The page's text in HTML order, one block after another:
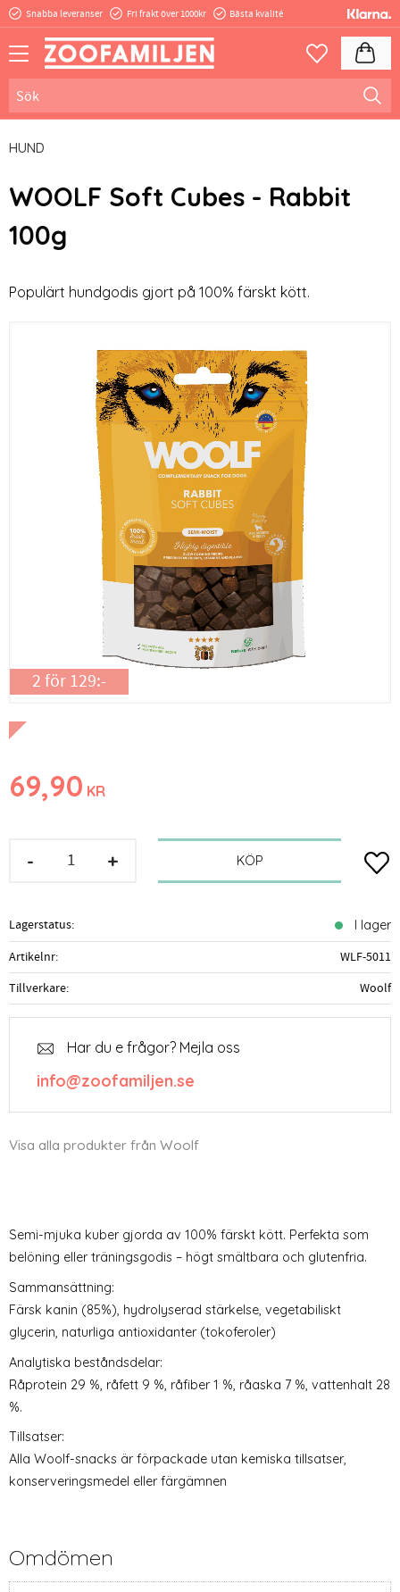
Snabba leveranser Fri frakt över 1000kr Bästa kvalité
Favoriter
HUND
WOOLF Soft Cubes - Rabbit
100g
Populärt hundgodis gjort på 100% färskt kött.
2 för 129:-
69,90 KR
+
- KÖP
Lagerstatus I lager
Artikelnr
WLF-5011
Tillverkare
Woolf
Har du e frågor? Mejla oss
info@zoofamiljen.se
Visa alla produkter från Woolf
Semi-mjuka kuber gjorda av 100% färskt kött. Perfekta som
belöning eller träningsgodis – högt smältbara och glutenfria.
Sammansättning:
Färsk kanin (85%), hydrolyserad stärkelse, vegetabiliskt
glycerin, naturliga antioxidanter (tokoferoler)
Analytiska beståndsdelar:
Råprotein 29 %, råfett 9 %, råfiber 1 %, råaska 7 %, vattenhalt 28
%.
Tillsatser:
Alla Woolf-snacks är förpackade utan kemiska tillsatser,
konserveringsmedel eller färgämnen
Omdömen